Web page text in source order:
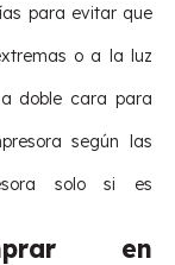
para evitar que
o a la luz
doble cara para
según las
solo si es
en